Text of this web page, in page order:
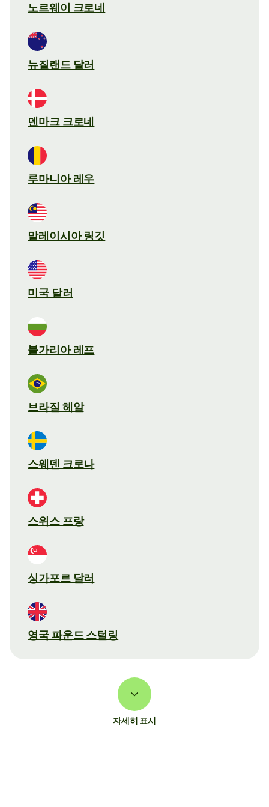
노르웨이 크로네
뉴질랜드 달러
덴마크 크로네
루마니아 레우
말레이시아 링깃
미국 달러
불가리아 레프
브라질 헤알
스웨덴 크로나
스위스 프랑
싱가포르 달러
영국 파운드 스털링
자세히 표시